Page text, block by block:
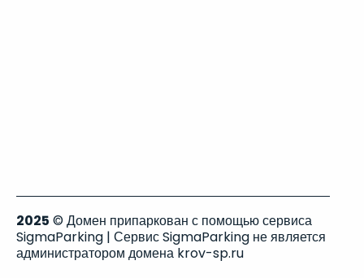
2025 © Домен припаркован с помощью сервиса
SigmaParking | Сервис SigmaParking не является
администратором домена krov-sp.ru